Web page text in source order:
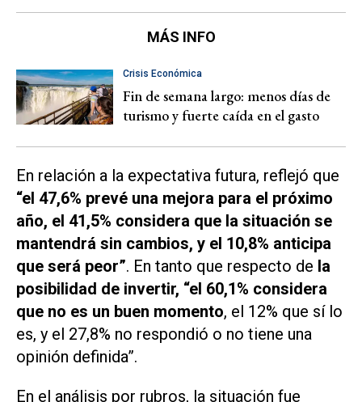
MÁS INFO
Crisis Económica
Fin de semana largo: menos días de
turismo y fuerte caída en el gasto
En relación a la expectativa futura, reflejó que
“el 47,6% prevé una mejora para el próximo
año, el 41,5% considera que la situación se
mantendrá sin cambios, y el 10,8% anticipa
que será peor”. En tanto que respecto de la
posibilidad de invertir, “el 60,1% considera
que no es un buen momento, el 12% que sí lo
es, y el 27,8% no respondió o no tiene una
opinión definida”.
En el análisis por rubros, la situación fue